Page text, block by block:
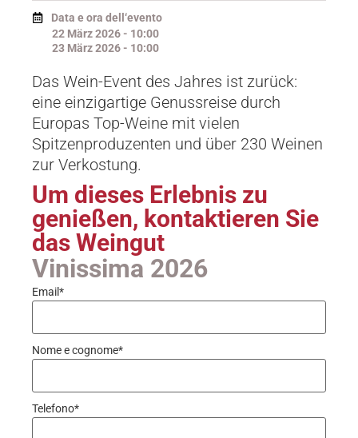
Data e ora dell‘evento
22 März 2026 - 10:00
23 März 2026 - 10:00
Das Wein-Event des Jahres ist zurück:
eine einzigartige Genussreise durch
Europas Top-Weine mit vielen
Spitzenproduzenten und über 230 Weinen
zur Verkostung.
Um dieses Erlebnis zu
genießen, kontaktieren Sie
das Weingut
Vinissima 2026
Email*
Nome e cognome*
Telefono*